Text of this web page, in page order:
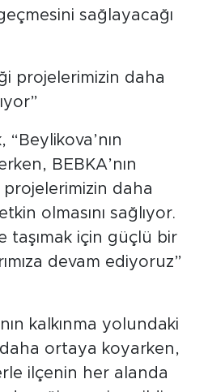
sağlayacağı
projelerimizin daha
BEBKA’nın
daha
olmasını sağlıyor.
taşımak için güçlü bir
devam ediyoruz”
kalkınma yolundaki
daha ortaya koyarken,
ilçenin her alanda